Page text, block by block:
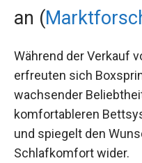
an (
Während der Verkauf
erfreuten sich
wachsender
komfortableren
und spiegelt den
Schlafkomfort wider.